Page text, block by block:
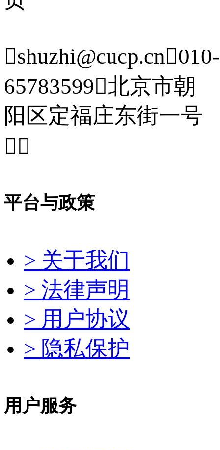
shuzhi@cucp.cn010-
65783599北京市朝
阳区定福庄东街一号

平台与政策
> 关于我们
> 法律声明
> 用户协议
> 隐私保护
用户服务